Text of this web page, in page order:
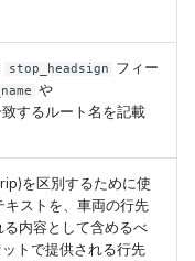
stop_headsign
フィー
や
するルート名を記載
を区別するために使
キストを、車両の行先
内容として含めるべ
トで提供される行先